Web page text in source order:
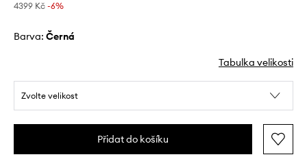
4399 Kč -6%
Barva: černá
Tabulka velikosti
Zvolte velikost
Přidat do košíku